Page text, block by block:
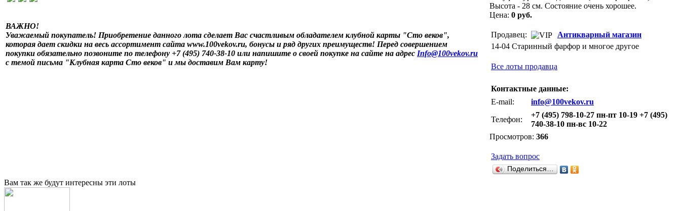
ВАЖНО!
Уважаемый покупатель! Приобретение данного лота сделает Вас счастливым обладателем клубной карты "Сто веков",
которая дает скидки на весь ассортимент сайта www.100vekov.ru, бонусы и ряд других преимуществ! Перед совершением
покупки обязательно позвоните по телефону +7 (495) 740-38-10 или напишите о своей покупке на сайте на адрес Info@100vekov.ru
с темой письма "Клубная карта Сто веков" и мы доставим Вам карту!
Высота - 28 см. Состояние очень хорошее.
Цена: 0 руб.
Продавец:
Антикварный магазин
14-04 Старинный фарфор и многое другое
Все лоты продавца
Контактные данные:
E-mail:
info@100vekov.ru
Телефон:
+7 (495) 798-10-27 пн-пт 10-19 +7 (495)
740-38-10 пн-вс 10-22
Просмотров: 366
Задать вопрос
Поделиться…
Вам так же будут интересны эти лоты